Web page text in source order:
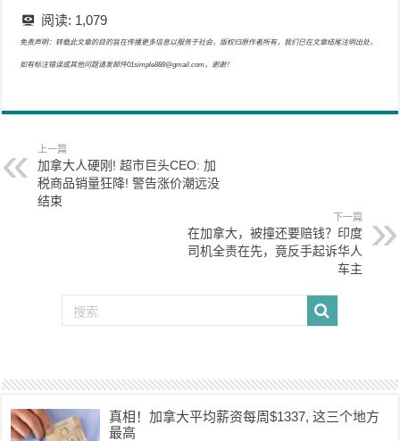
阅读: 1,079
免责声明：转载此文章的目的旨在传播更多信息以服务于社会，版权归原作者所有，我们已在文章结尾注明出处，
如有标注错误或其他问题请发邮件01simple888@gmail.com，谢谢！
上一篇
加拿大人硬刚! 超市巨头CEO: 加
税商品销量狂降! 警告涨价潮远没
结束
下一篇
在加拿大，被撞还要赔钱？印度
司机全责在先，竟反手起诉华人
车主
真相！加拿大平均薪资每周$1337, 这三个地方
最高